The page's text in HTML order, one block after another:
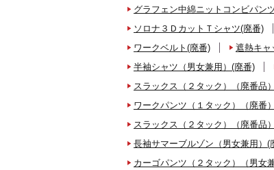
グラフェン中綿ニットコンビパン
ソロナ３ＤカットＴシャツ(廃番)
ワークベルト(廃番)
遮熱キャ
半袖シャツ（男女兼用）(廃番)
スラックス（２タック）（廃番品
ワークパンツ（１タック）（廃番
スラックス（２タック）（廃番品
長袖サマーブルゾン（男女兼用）(
カーゴパンツ（２タック）（男女